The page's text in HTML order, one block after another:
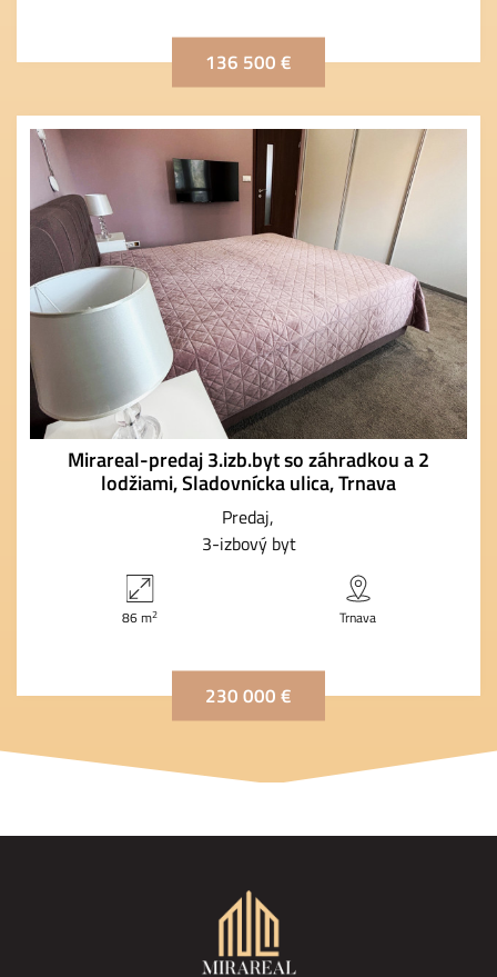
136 500 €
Mirareal-predaj 3.izb.byt so záhradkou a 2
lodžiami, Sladovnícka ulica, Trnava
Predaj
3-izbový byt
86 m2 Trnava
230 000 €